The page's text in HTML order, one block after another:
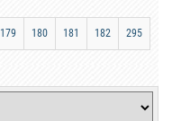
179 180 181 182 295